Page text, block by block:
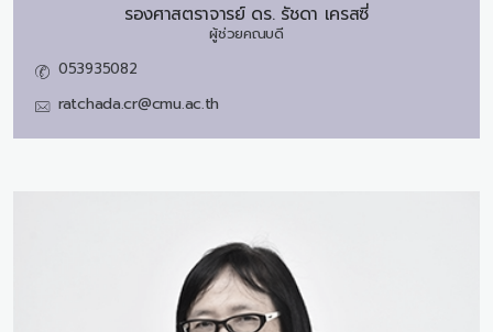
รองศาสตราจารย์ ดร. รัชดา เครสซี่
ผู้ช่วยคณบดี
053935082
ratchada.cr@cmu.ac.th